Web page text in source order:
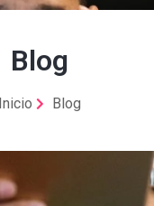
Blog
Inicio Blog